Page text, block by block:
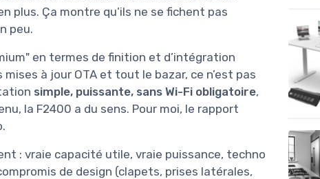
plus. Ça montre qu’ils ne se fichent pas
peu.
en termes de finition et d’intégration
à jour OTA et tout le bazar, ce n’est pas
simple, puissante, sans Wi-Fi obligatoire,
la F2400 a du sens. Pour moi, le rapport
: vraie capacité utile, vraie puissance, techno
de design (clapets, prises latérales,